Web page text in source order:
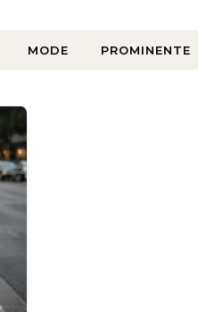
MODE PROMINENTE